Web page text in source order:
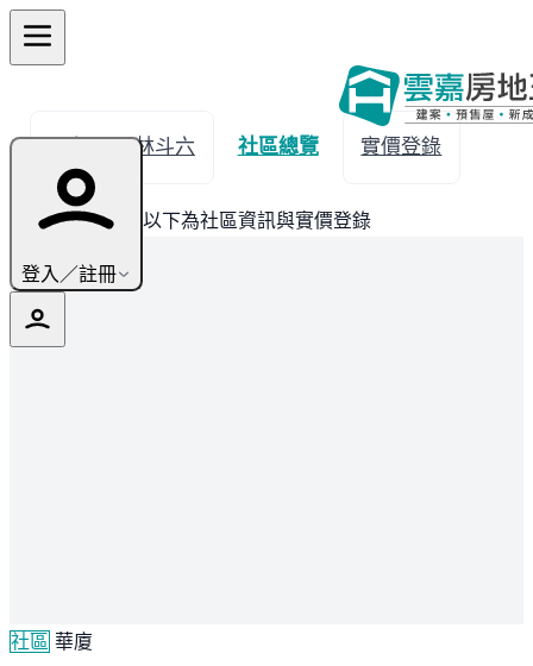
登入／註冊
← 返回雲林斗六 社區總覽 實價登錄
此建案已完銷，以下為社區資訊與實價登錄
社區 華廈